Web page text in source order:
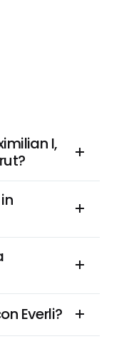
I,
Everli?